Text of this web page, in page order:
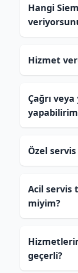
Hangi
Hizmet
Çağrı
Özel
Acil servis
miyim?
geçerli?